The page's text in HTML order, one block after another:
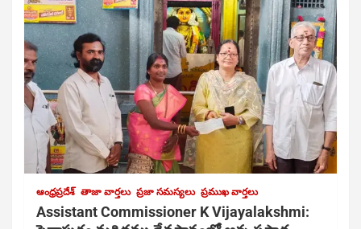
ఆంధ్రప్రదేశ్ తాజా వార్తలు ప్రజా సమస్యలు ప్రముఖ వార్తలు
Assistant Commissioner K Vijayalakshmi: